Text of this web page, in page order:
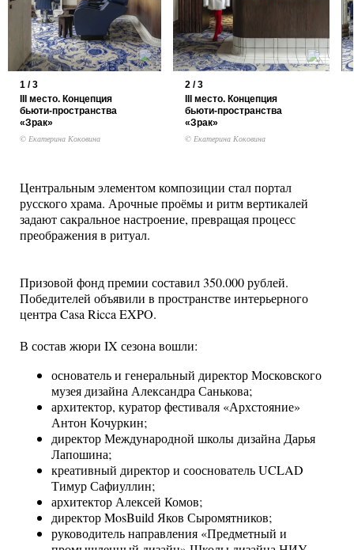
1 / 3
III место. Концепция
бьюти-пространства
«Зрак»
© Екатерина Коковина
2 / 3
III место. Концепция
бьюти-пространства
«Зрак»
© Екатерина Коковина
Центральным элементом композиции стал портал
русского храма. Арочные проёмы и ритм вертикалей
задают сакральное настроение, превращая процесс
преображения в ритуал.
Призовой фонд премии составил 350.000 рублей.
Победителей объявили в пространстве интерьерного
центра Casa Ricca EXPO.
В состав жюри IX сезона вошли:
основатель и генеральный директор Московского
музея дизайна Александра Санькова;
архитектор, куратор фестиваля «Архстояние»
Антон Кочуркин;
директор Международной школы дизайна Дарья
Лапошина;
креативный директор и сооснователь UCLAD
Тимур Сафиуллин;
архитектор Алексей Комов;
директор MosBuild Яков Сыромятников;
руководитель направления «Предметный и